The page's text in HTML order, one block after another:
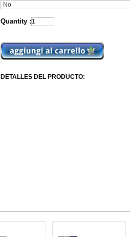
Quantity :
DETALLES DEL PRODUCTO: